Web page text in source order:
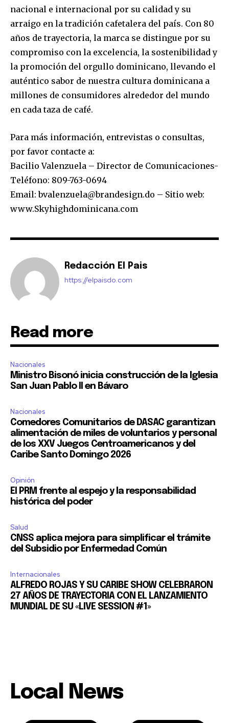
nacional e internacional por su calidad y su
arraigo en la tradición cafetalera del país. Con 80
años de trayectoria, la marca se distingue por su
compromiso con la excelencia, la sostenibilidad y
la promoción del orgullo dominicano, llevando el
auténtico sabor de nuestra cultura dominicana a
millones de consumidores alrededor del mundo
en cada taza de café.
Para más información, entrevistas o consultas,
por favor contacte a:
Bacilio Valenzuela – Director de Comunicaciones-
Teléfono: 809-763-0694
Email: bvalenzuela@brandesign.do – Sitio web:
www.Skyhighdominicana.com
Redacción El Pais
https://elpaisdo.com
Read more
Nacionales
Ministro Bisonó inicia construcción de la Iglesia
San Juan Pablo II en Bávaro
Nacionales
Comedores Comunitarios de DASAC garantizan
alimentación de miles de voluntarios y personal
de los XXV Juegos Centroamericanos y del
Caribe Santo Domingo 2026
Opinión
El PRM frente al espejo y la responsabilidad
histórica del poder
Salud
CNSS aplica mejora para simplificar el trámite
del Subsidio por Enfermedad Común
Internacionales
ALFREDO ROJAS Y SU CARIBE SHOW CELEBRARON
27 AÑOS DE TRAYECTORIA CON EL LANZAMIENTO
MUNDIAL DE SU «LIVE SESSION #1»
Local News